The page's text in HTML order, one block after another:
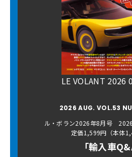
LE VOLANT 2026
2026 AUG. VOL.53
ル・ボラン2026年8月号
定価1,599円（本体
「輸入車